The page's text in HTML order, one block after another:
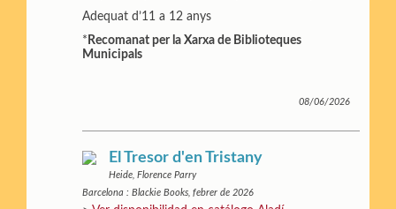
Adequat d’11 a 12 anys
* Recomanat per la Xarxa de Biblioteques
Municipals
08/06/2026
El Tresor d'en Tristany
Heide, Florence Parry
Barcelona : Blackie Books, febrer de 2026